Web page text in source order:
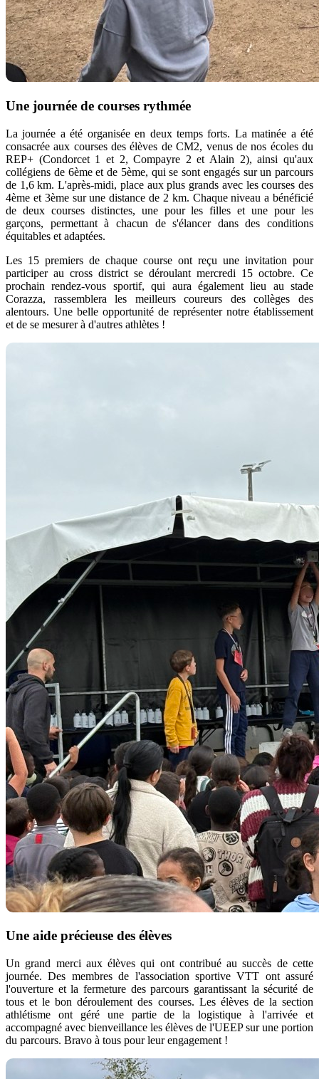
Une journée de courses rythmée
La journée a été organisée en deux temps forts. La matinée a été
consacrée aux courses des élèves de CM2, venus de nos écoles du
REP+ (Condorcet 1 et 2, Compayre 2 et Alain 2), ainsi qu'aux
collégiens de 6ème et de 5ème, qui se sont engagés sur un parcours
de 1,6 km. L'après-midi, place aux plus grands avec les courses des
4ème et 3ème sur une distance de 2 km. Chaque niveau a bénéficié
de deux courses distinctes, une pour les filles et une pour les
garçons, permettant à chacun de s'élancer dans des conditions
équitables et adaptées.
Les 15 premiers de chaque course ont reçu une invitation pour
participer au cross district se déroulant mercredi 15 octobre. Ce
prochain rendez-vous sportif, qui aura également lieu au stade
Corazza, rassemblera les meilleurs coureurs des collèges des
alentours. Une belle opportunité de représenter notre établissement
et de se mesurer à d'autres athlètes !
Une aide précieuse des élèves
Un grand merci aux élèves qui ont contribué au succès de cette
journée. Des membres de l'association sportive VTT ont assuré
l'ouverture et la fermeture des parcours garantissant la sécurité de
tous et le bon déroulement des courses. Les élèves de la section
athlétisme ont géré une partie de la logistique à l'arrivée et
accompagné avec bienveillance les élèves de l'UEEP sur une portion
du parcours. Bravo à tous pour leur engagement !